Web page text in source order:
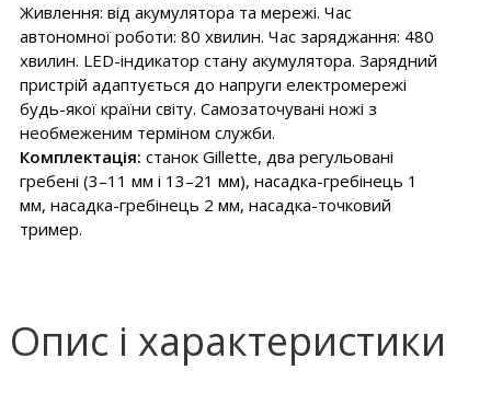
Живлення: від акумулятора та мережі. Час
автономної роботи: 80 хвилин. Час заряджання: 480
хвилин. LED-індикатор стану акумулятора. Зарядний
пристрій адаптується до напруги електромережі
будь-якої країни світу. Самозаточувані ножі з
необмеженим терміном служби.
Комплектація: станок Gillette, два регульовані
гребені (3–11 мм і 13–21 мм), насадка-гребінець 1
мм, насадка-гребінець 2 мм, насадка-точковий
тример.
Опис і характеристики